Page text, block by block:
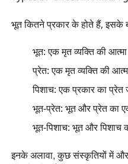
भूत कितने प्रकार के होते हैं, इसके
भूत:एक मृत व्यक्ति की
प्रेत:एक मृत व्यक्ति की
पिशाच: एक प्रकार का प्रेत
भूत-प्रेत: भूत और प्रेत का
भूत-पिशाच: भूत और पिशाच
इनके अलावा, कुछ संस्कृतियों में और